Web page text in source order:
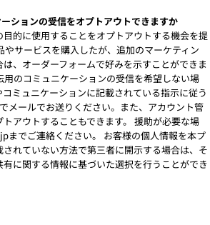
ションの受信をオプトアウトできますか
的に使用することをオプトアウトする機会を提
やサービスを購入したが、追加のマーケティン
、オーダーフォームで好みを示すことができま
用のコミュニケーションの受信を希望しない場
ミュニケーションに記載されている指示に従う
ールでお送りください。また、アカウント管
アウトすることもできます。 援助が必要な場
でご連絡ください。 お客様の個人情報を本プ
れていない方法で第三者に開示する場合は、そ
に関する情報に基づいた選択を行うことができ